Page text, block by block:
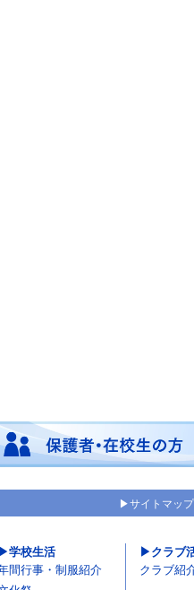
サイトマップ
学校生活
間行事・制服紹介
クラブ
クラブ紹